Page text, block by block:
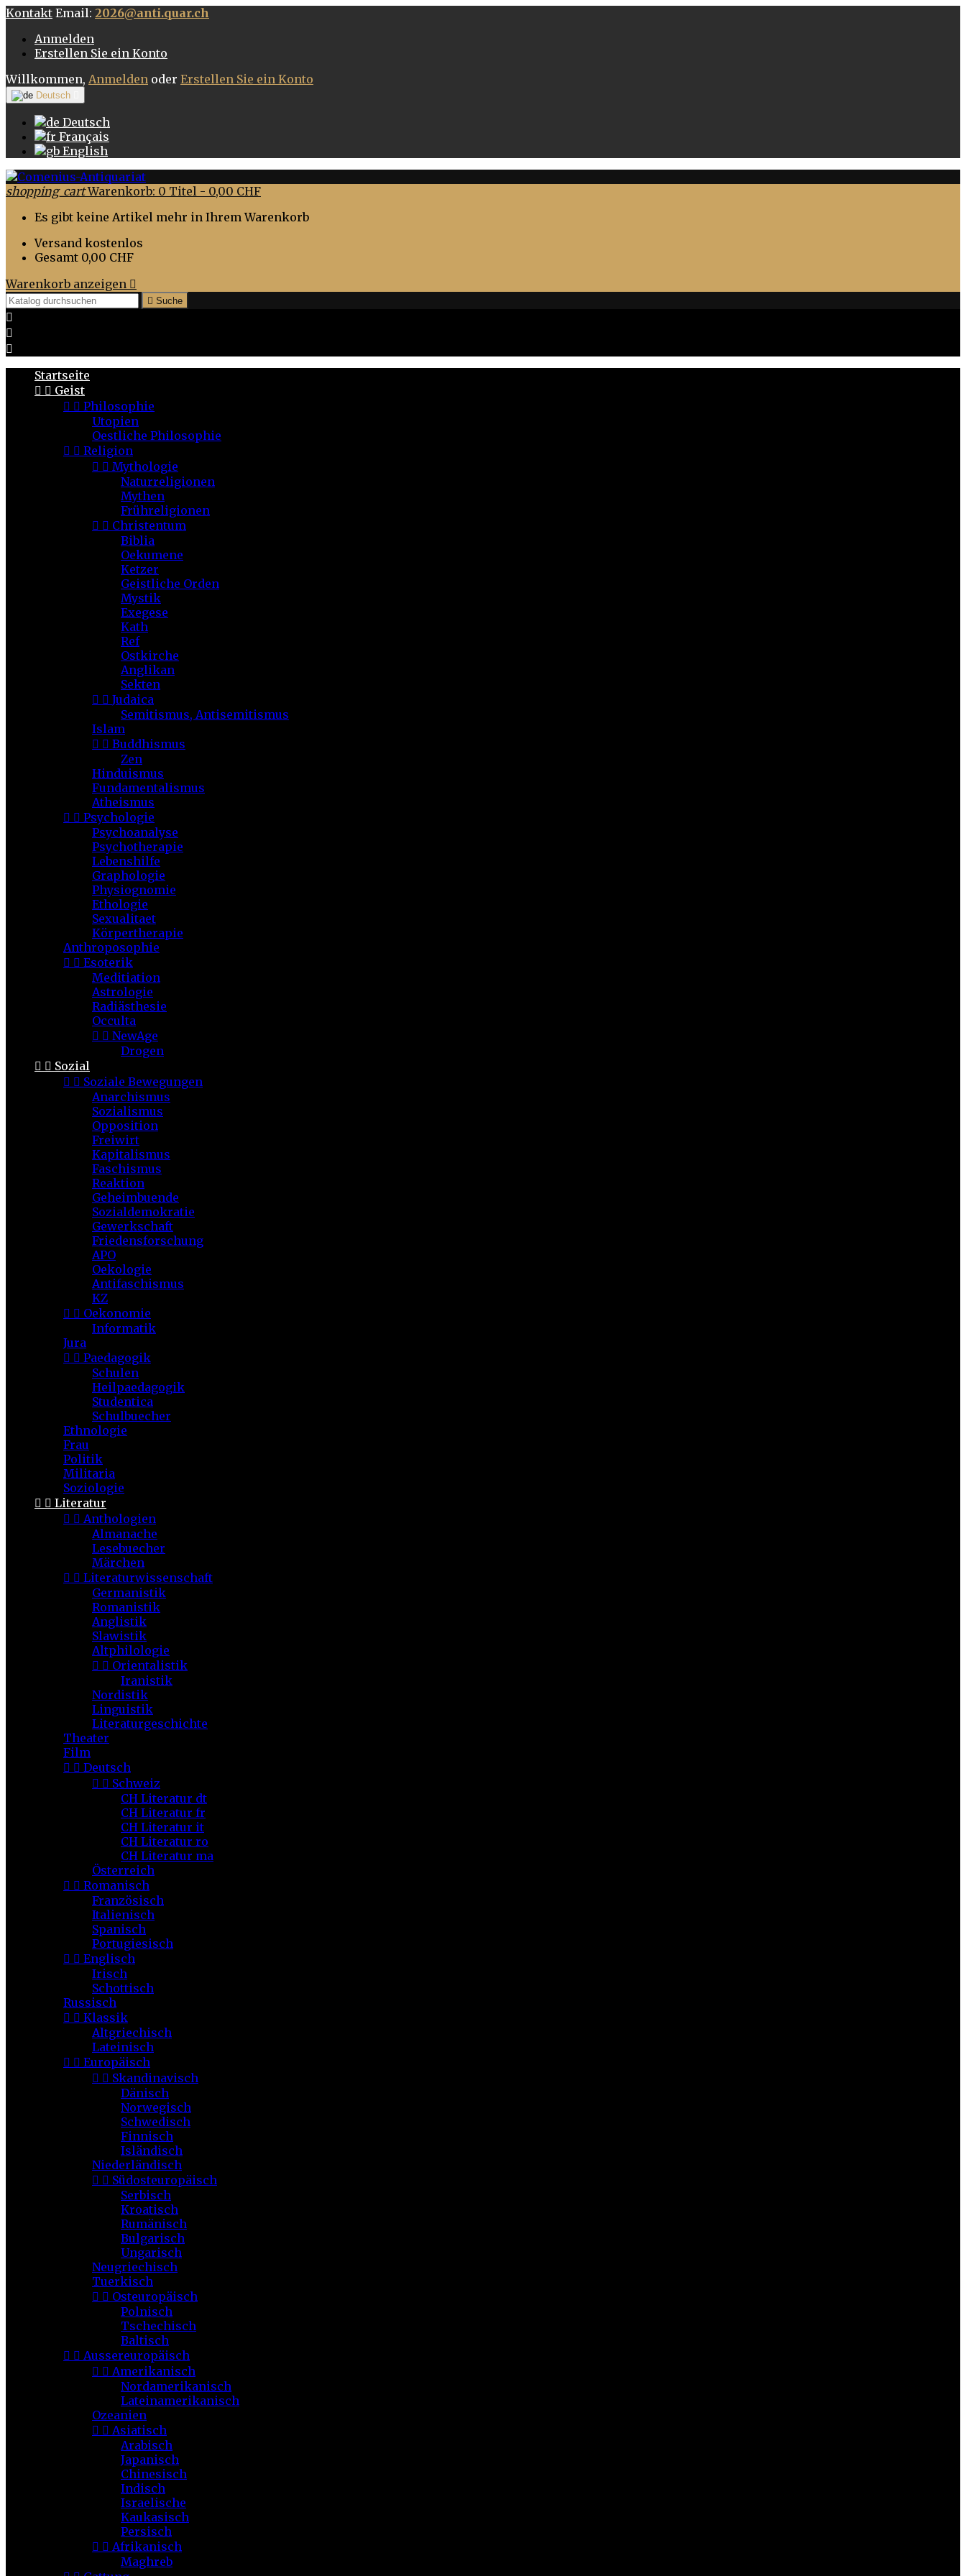
Kontakt Email: 2026@anti.quar.ch
Anmelden
Erstellen Sie ein Konto
Willkommen, Anmelden oder Erstellen Sie ein Konto
Deutsch
Deutsch
Français
English
shopping_cart Warenkorb: 0 Titel - 0,00 CHF
Es gibt keine Artikel mehr in Ihrem Warenkorb
Versand kostenlos
Gesamt 0,00 CHF
Warenkorb anzeigen 
 Suche



Startseite
  Geist
  Philosophie
Utopien
Oestliche Philosophie
  Religion
  Mythologie
Naturreligionen
Mythen
Frühreligionen
  Christentum
Biblia
Oekumene
Ketzer
Geistliche Orden
Mystik
Exegese
Kath
Ref
Ostkirche
Anglikan
Sekten
  Judaica
Semitismus, Antisemitismus
Islam
  Buddhismus
Zen
Hinduismus
Fundamentalismus
Atheismus
  Psychologie
Psychoanalyse
Psychotherapie
Lebenshilfe
Graphologie
Physiognomie
Ethologie
Sexualitaet
Körpertherapie
Anthroposophie
  Esoterik
Meditiation
Astrologie
Radiästhesie
Occulta
  NewAge
Drogen
  Sozial
  Soziale Bewegungen
Anarchismus
Sozialismus
Opposition
Freiwirt
Kapitalismus
Faschismus
Reaktion
Geheimbuende
Sozialdemokratie
Gewerkschaft
Friedensforschung
APO
Oekologie
Antifaschismus
KZ
  Oekonomie
Informatik
Jura
  Paedagogik
Schulen
Heilpaedagogik
Studentica
Schulbuecher
Ethnologie
Frau
Politik
Militaria
Soziologie
  Literatur
  Anthologien
Almanache
Lesebuecher
Märchen
  Literaturwissenschaft
Germanistik
Romanistik
Anglistik
Slawistik
Altphilologie
  Orientalistik
Iranistik
Nordistik
Linguistik
Literaturgeschichte
Theater
Film
  Deutsch
  Schweiz
CH Literatur dt
CH Literatur fr
CH Literatur it
CH Literatur ro
CH Literatur ma
Österreich
  Romanisch
Französisch
Italienisch
Spanisch
Portugiesisch
  Englisch
Irisch
Schottisch
Russisch
  Klassik
Altgriechisch
Lateinisch
  Europäisch
  Skandinavisch
Dänisch
Norwegisch
Schwedisch
Finnisch
Isländisch
Niederländisch
  Südosteuropäisch
Serbisch
Kroatisch
Rumänisch
Bulgarisch
Ungarisch
Neugriechisch
Tuerkisch
  Osteuropäisch
Polnisch
Tschechisch
Baltisch
  Aussereuropäisch
  Amerikanisch
Nordamerikanisch
Lateinamerikanisch
Ozeanien
  Asiatisch
Arabisch
Japanisch
Chinesisch
Indisch
Israelische
Kaukasisch
Persisch
  Afrikanisch
Maghreb